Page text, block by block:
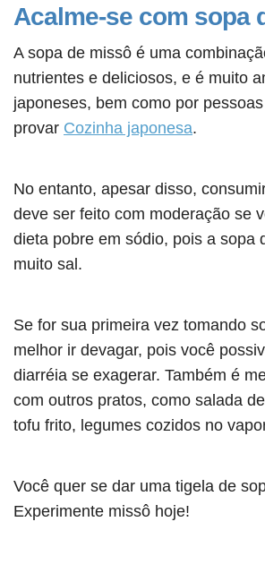
Acalme-se com sopa
A sopa de missô é uma
nutrientes e deliciosos, e é muito
japoneses, bem como por
provar Cozinha japonesa.
No entanto, apesar disso,
deve ser feito com moderação se
dieta pobre em sódio, pois a sopa
muito sal.
Se for sua primeira vez tomando
melhor ir devagar, pois você
diarréia se exagerar. Também é
com outros pratos, como salada
tofu frito, legumes cozidos no
Você quer se dar uma tigela de
Experimente missô hoje!